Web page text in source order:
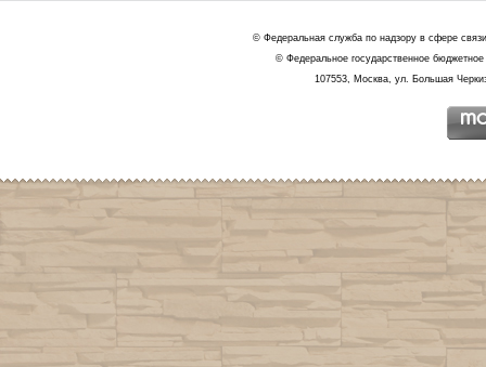
© Федеральная служба по надзору в сфере
© Федеральное государственное
107553, Москва, ул. Большая